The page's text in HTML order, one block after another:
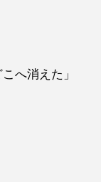
へ消えた」